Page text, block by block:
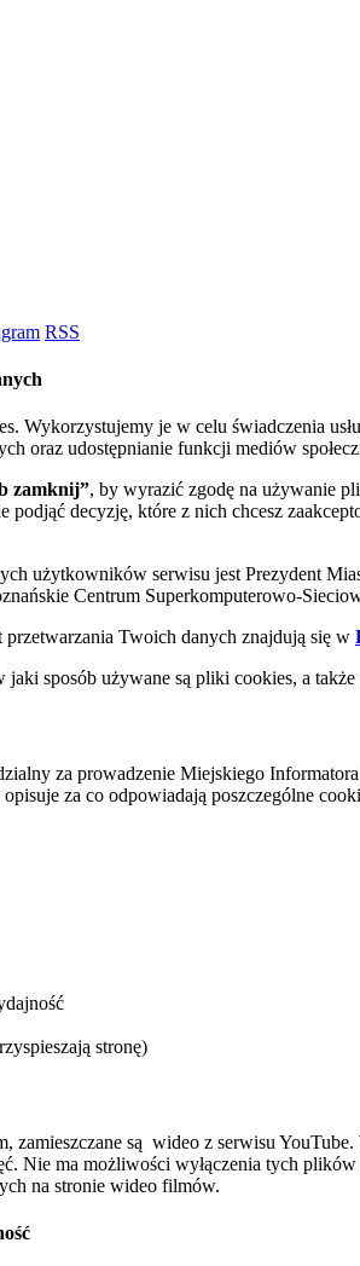
RSS
Wykorzystujemy je w celu świadczenia
oraz udostępnianie funkcji mediów
zamknij”, by wyrazić zgodę na używanie
podjąć decyzję, które z nich chcesz
użytkowników serwisu jest Prezydent
Centrum Superkomputerowo-
przetwarzania Twoich danych znajdują się w
jaki sposób używane są pliki cookies, a
za prowadzenie Miejskiego
za co odpowiadają poszczególne
stronę)
zamieszczane są wideo z serwisu
Nie ma możliwości wyłączenia tych
na stronie wideo filmów.